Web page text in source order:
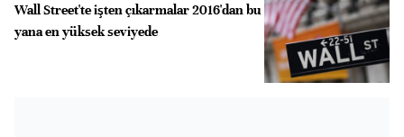
Wall Street'te işten çıkarmalar 2016'dan bu
yana en yüksek seviyede